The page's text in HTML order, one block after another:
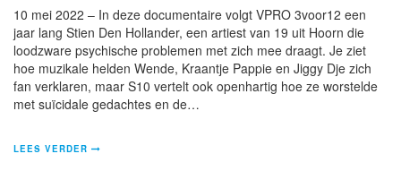
10 mei 2022 – In deze documentaire volgt VPRO 3voor12 een
jaar lang Stien Den Hollander, een artiest van 19 uit Hoorn die
loodzware psychische problemen met zich mee draagt. Je ziet
hoe muzikale helden Wende, Kraantje Pappie en Jiggy Dje zich
fan verklaren, maar S10 vertelt ook openhartig hoe ze worstelde
met suïcidale gedachtes en de…
LEES VERDER